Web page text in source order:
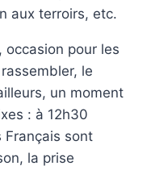
aux terroirs, etc.
pour les
le
un moment
: à 12h30
Français sont
la prise